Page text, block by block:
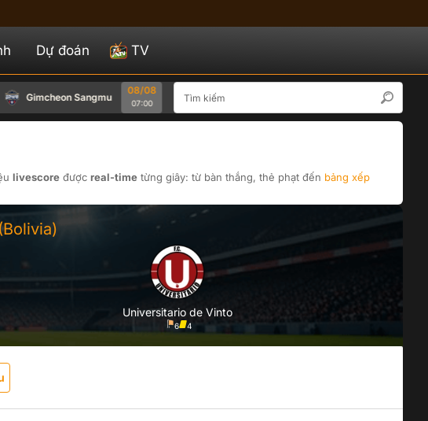
Dự đoán TV
Gimcheon Sangmu
08/08
07:00 Seoul
livescore được real-time từng giây: từ bàn thắng, thẻ phạt đến bảng xếp
Universitario de Vinto
6 4